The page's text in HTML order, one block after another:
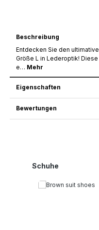
Beschreibung
Entdecken Sie den
Größe L in Lederoptik!
e… Mehr
Eigenschaften
Bewertungen
Produktgalerie
Schuhe